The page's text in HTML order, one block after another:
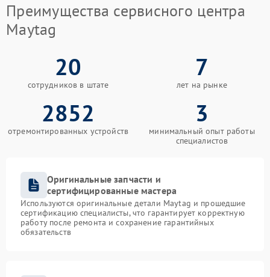
Преимущества сервисного центра
Maytag
20
сотрудников в штате
7
лет на рынке
2852
отремонтированных устройств
3
минимальный опыт работы
специалистов
Оригинальные запчасти и
сертифицированные мастера
Используются оригинальные детали Maytag и прошедшие
сертификацию специалисты, что гарантирует корректную
работу после ремонта и сохранение гарантийных
обязательств